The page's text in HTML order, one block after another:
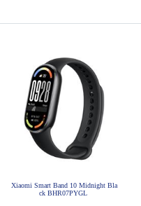
Xiaomi Smart Band 10 Midnight Bla
ck BHR07PYGL